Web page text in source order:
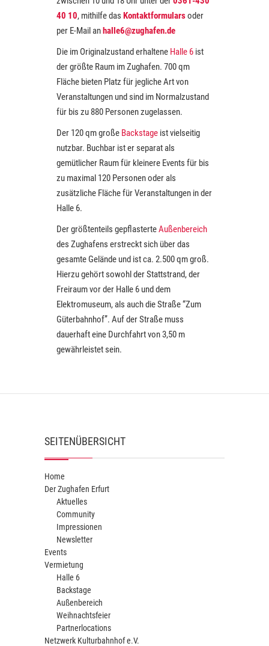
40 10, mithilfe das Kontaktformularsoder
per E-Mail anhalle6@zughafen.de
Die im Originalzustand erhaltene Halle 6 ist
der größte Raum im Zughafen. 700 qm
Fläche bieten Platz für jegliche Art von
Veranstaltungen und sind im Normalzustand
für bis zu 880 Personen zugelassen.
Der 120 qm große Backstage ist vielseitig
nutzbar. Buchbar ist er separat als
gemütlicher Raum für kleinere Events für bis
zu maximal 120 Personen oder als
zusätzliche Fläche für Veranstaltungen in der
Halle 6.
Der größtenteils gepflasterteAußenbereich
des Zughafens erstreckt sich über das
gesamte Gelände und ist ca. 2.500 qm groß.
Hierzu gehört sowohl der Stattstrand, der
Freiraum vor der Halle 6 und dem
Elektromuseum, als auch die Straße “Zum
Güterbahnhof”. Auf der Straße muss
dauerhaft eine Durchfahrt von 3,50 m
gewährleistet sein.
SEITENÜBERSICHT
Home
Der Zughafen Erfurt
Aktuelles
Community
Impressionen
Newsletter
Events
Vermietung
Halle 6
Backstage
Außenbereich
Weihnachtsfeier
Partnerlocations
Netzwerk Kulturbahnhof e.V.